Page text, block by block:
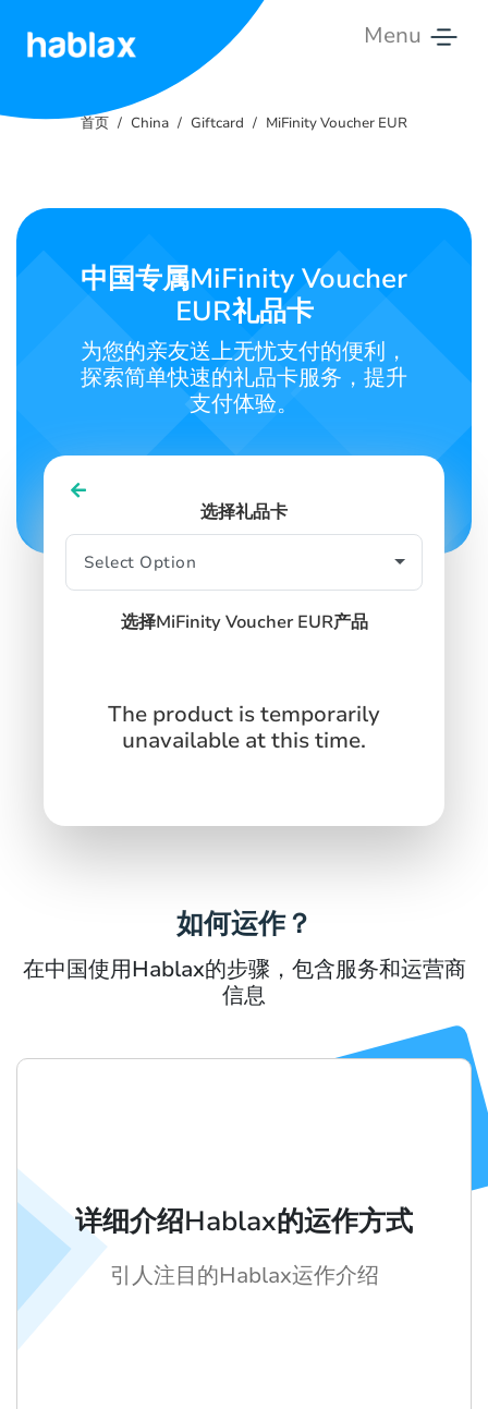
Menu
服
中文
SIGN INSIGN UP
首页 China Giftcard MiFinity Voucher EUR
中国专属MiFinity Voucher
EUR礼品卡
为您的亲友送上无忧支付的便利，
探索简单快速的礼品卡服务，提升
支付体验。
选择礼品卡
选择MiFinity Voucher EUR产品
The product is temporarily
unavailable at this time.
如何运作？
在中国使用Hablax的步骤，包含服务和运营商
信息
详细介绍Hablax的运作方式
引人注目的Hablax运作介绍